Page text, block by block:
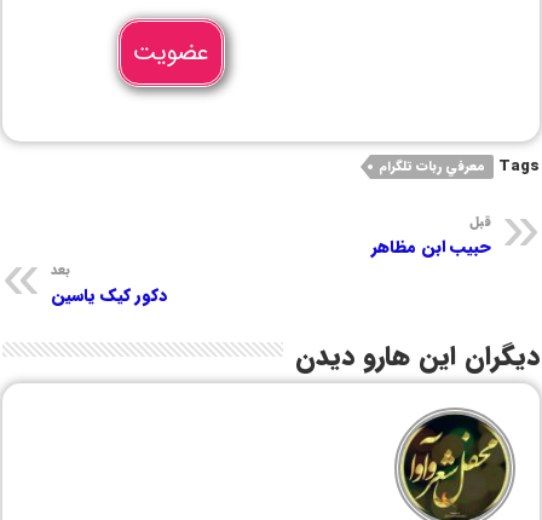
عضویت
Tags معرفي ربات تلگرام
قبل
حبیب ابن مظاهر
بعد
دکور کیک یاسین
دیگران این هارو دیدن